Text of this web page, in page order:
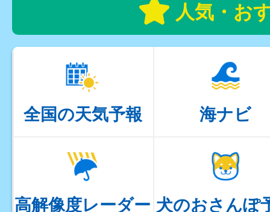
人気・お
全国の天気予報 海ナビ
高解像度レーダー 犬のおさんぽ